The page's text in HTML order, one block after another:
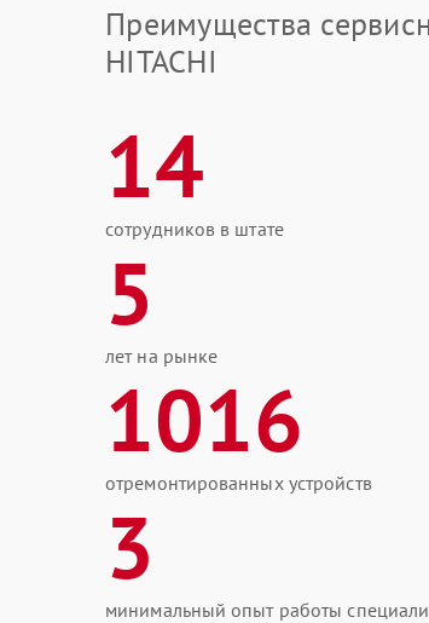
Преимущества
HITACHI
14
сотрудников в штате
5
лет на рынке
1016
отремонтированных устройств
3
минимальный опыт работы